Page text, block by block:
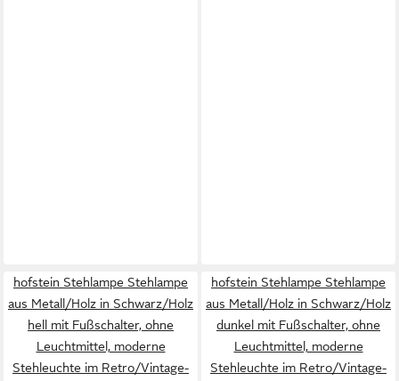
hofstein Stehlampe Stehlampe
aus Metall/Holz in Schwarz/Holz
hell mit Fußschalter, ohne
Leuchtmittel, moderne
Stehleuchte im Retro/Vintage-
hofstein Stehlampe Stehlampe
aus Metall/Holz in Schwarz/Holz
dunkel mit Fußschalter, ohne
Leuchtmittel, moderne
Stehleuchte im Retro/Vintage-